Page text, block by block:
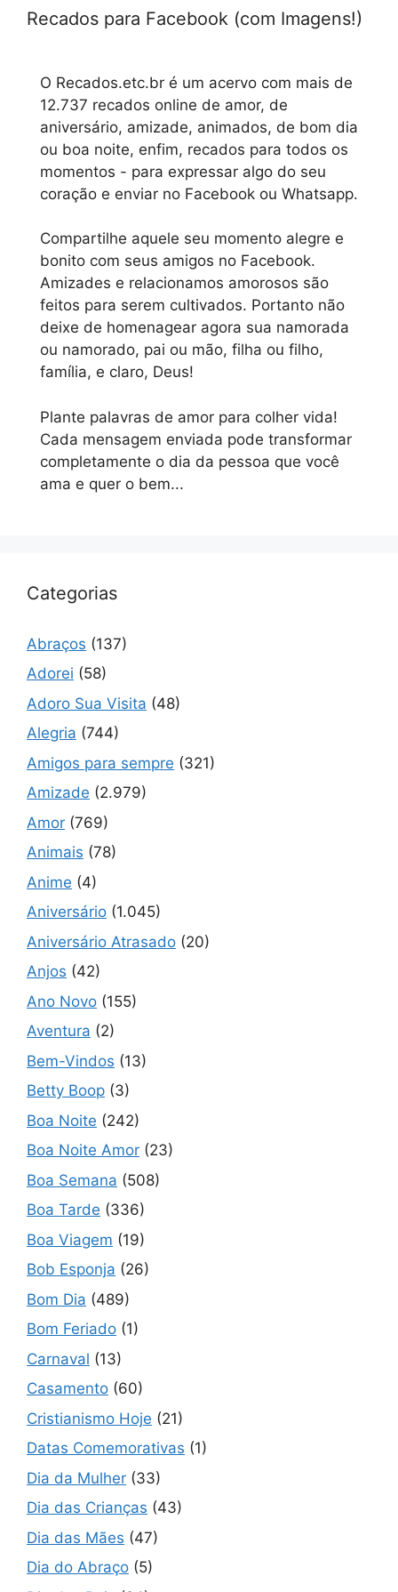
Recados para Facebook (com Imagens!)
O Recados.etc.br é um acervo com mais de
12.737 recados online de amor, de
aniversário, amizade, animados, de bom dia
ou boa noite, enfim, recados para todos os
momentos - para expressar algo do seu
coração e enviar no Facebook ou Whatsapp.
Compartilhe aquele seu momento alegre e
bonito com seus amigos no Facebook.
Amizades e relacionamos amorosos são
feitos para serem cultivados. Portanto não
deixe de homenagear agora sua namorada
ou namorado, pai ou mão, filha ou filho,
família, e claro, Deus!
Plante palavras de amor para colher vida!
Cada mensagem enviada pode transformar
completamente o dia da pessoa que você
ama e quer o bem...
Categorias
Abraços (137)
Adorei (58)
Adoro Sua Visita (48)
Alegria (744)
Amigos para sempre (321)
Amizade (2.979)
Amor (769)
Animais (78)
Anime (4)
Aniversário (1.045)
Aniversário Atrasado (20)
Anjos (42)
Ano Novo (155)
Aventura (2)
Bem-Vindos (13)
Betty Boop (3)
Boa Noite (242)
Boa Noite Amor (23)
Boa Semana (508)
Boa Tarde (336)
Boa Viagem (19)
Bob Esponja (26)
Bom Dia (489)
Bom Feriado (1)
Carnaval (13)
Casamento (60)
Cristianismo Hoje (21)
Datas Comemorativas (1)
Dia da Mulher (33)
Dia das Crianças (43)
Dia das Mães (47)
Dia do Abraço (5)